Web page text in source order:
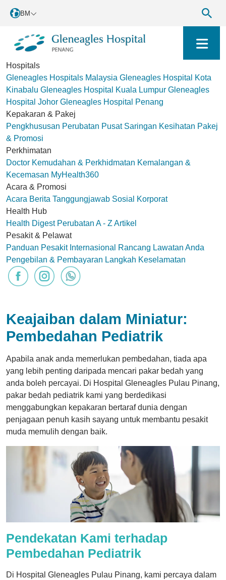
BM
Hospitals
Gleneagles Hospitals Malaysia Gleneagles Hospital Kota
Kinabalu Gleneagles Hospital Kuala Lumpur Gleneagles
Hospital Johor Gleneagles Hospital Penang
Kepakaran & Pakej
Pengkhususan Perubatan Pusat Saringan Kesihatan Pakej
& Promosi
Perkhimatan
Doctor Kemudahan & Perkhidmatan Kemalangan &
Kecemasan MyHealth360
Acara & Promosi
Acara Berita Tanggungjawab Sosial Korporat
Health Hub
Health Digest Perubatan A - Z Artikel
Pesakit & Pelawat
Panduan Pesakit Internasional
Rancang Lawatan Anda
Pengebilan & Pembayaran Langkah Keselamatan
Keajaiban dalam Miniatur:
Pembedahan Pediatrik
Apabila anak anda memerlukan pembedahan, tiada apa
yang lebih penting daripada mencari pakar bedah yang
anda boleh percayai. Di Hospital Gleneagles Pulau Pinang,
pakar bedah pediatrik kami yang berdedikasi
menggabungkan kepakaran bertaraf dunia dengan
penjagaan penuh kasih sayang untuk membantu pesakit
muda memulih dengan baik.
Pendekatan Kami terhadap
Pembedahan Pediatrik
Di Hospital Gleneagles Pulau Pinang, kami percaya dalam